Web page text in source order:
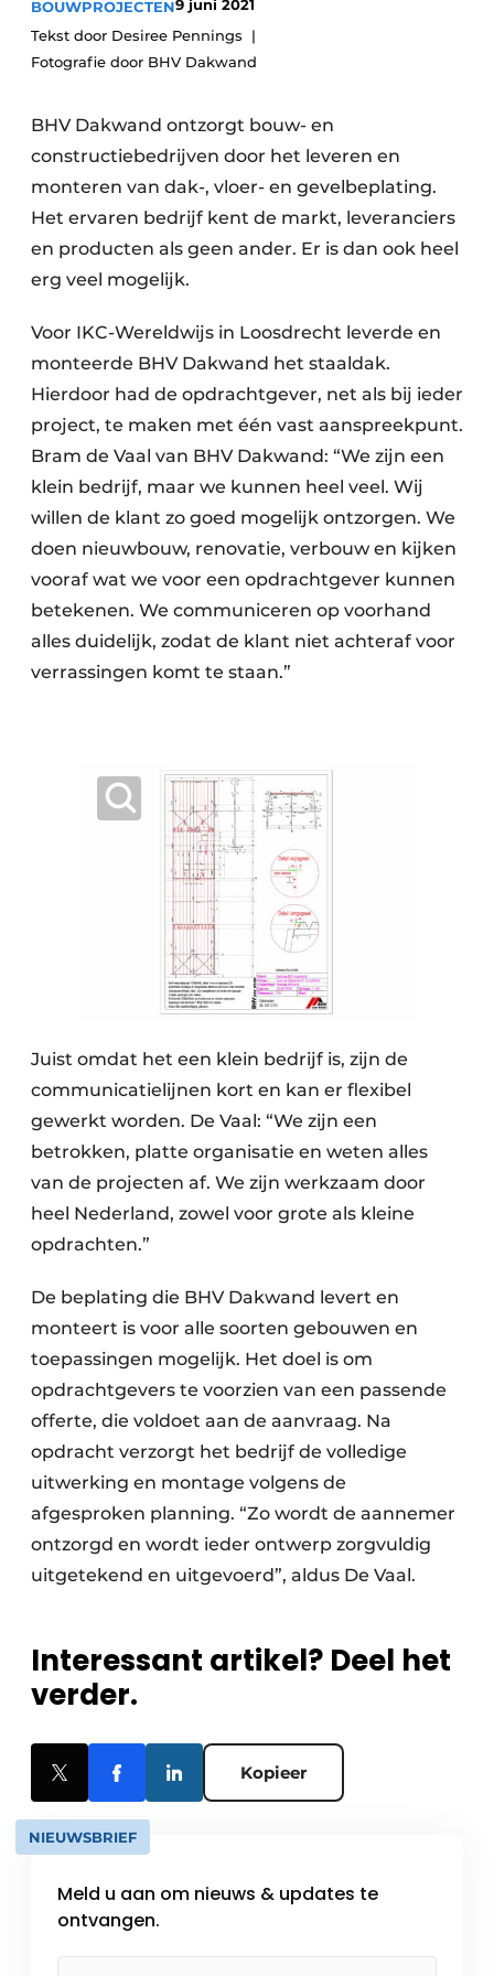
Privacy / Cookie statement
Vacature aanmelden
Video’s
Modulair bouwen
BOUWPROJECTEN9 juni 2021
Tekst door Desiree Pennings
Fotografie door BHV Dakwand
BHV Dakwand ontzorgt bouw- en
constructiebedrijven door het leveren en
monteren van dak-, vloer- en gevelbeplating.
Het ervaren bedrijf kent de markt, leveranciers
en producten als geen ander. Er is dan ook heel
erg veel mogelijk.
Voor IKC-Wereldwijs in Loosdrecht leverde en
monteerde BHV Dakwand het staaldak.
Hierdoor had de opdrachtgever, net als bij ieder
project, te maken met één vast aanspreekpunt.
Bram de Vaal van BHV Dakwand: “We zijn een
klein bedrijf, maar we kunnen heel veel. Wij
willen de klant zo goed mogelijk ontzorgen. We
doen nieuwbouw, renovatie, verbouw en kijken
vooraf wat we voor een opdrachtgever kunnen
betekenen. We communiceren op voorhand
alles duidelijk, zodat de klant niet achteraf voor
verrassingen komt te staan.”
Juist omdat het een klein bedrijf is, zijn de
communicatielijnen kort en kan er flexibel
gewerkt worden. De Vaal: “We zijn een
betrokken, platte organisatie en weten alles
van de projecten af. We zijn werkzaam door
heel Nederland, zowel voor grote als kleine
opdrachten.”
De beplating die BHV Dakwand levert en
monteert is voor alle soorten gebouwen en
toepassingen mogelijk. Het doel is om
opdrachtgevers te voorzien van een passende
offerte, die voldoet aan de aanvraag. Na
opdracht verzorgt het bedrijf de volledige
uitwerking en montage volgens de
afgesproken planning. “Zo wordt de aannemer
ontzorgd en wordt ieder ontwerp zorgvuldig
uitgetekend en uitgevoerd”, aldus De Vaal.
Interessant artikel? Deel het
verder.
Kopieer
NIEUWSBRIEF
Meld u aan om nieuws & updates te
ontvangen.